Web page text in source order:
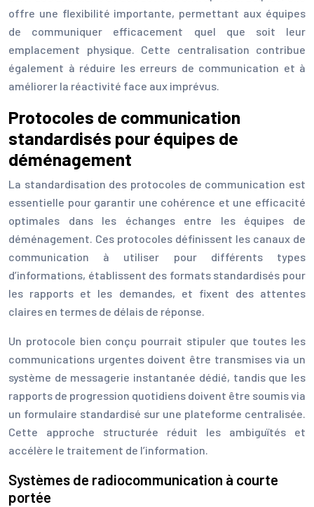
offre une flexibilité importante, permettant aux équipes
de communiquer efficacement quel que soit leur
emplacement physique. Cette centralisation contribue
également à réduire les erreurs de communication et à
améliorer la réactivité face aux imprévus.
Protocoles de communication
standardisés pour équipes de
déménagement
La standardisation des protocoles de communication est
essentielle pour garantir une cohérence et une efficacité
optimales dans les échanges entre les équipes de
déménagement. Ces protocoles définissent les canaux de
communication à utiliser pour différents types
d’informations, établissent des formats standardisés pour
les rapports et les demandes, et fixent des attentes
claires en termes de délais de réponse.
Un protocole bien conçu pourrait stipuler que toutes les
communications urgentes doivent être transmises via un
système de messagerie instantanée dédié, tandis que les
rapports de progression quotidiens doivent être soumis via
un formulaire standardisé sur une plateforme centralisée.
Cette approche structurée réduit les ambiguïtés et
accélère le traitement de l’information.
Systèmes de radiocommunication à courte
portée